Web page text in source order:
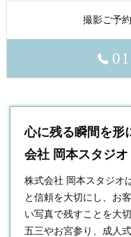
撮影ご予
心に残る瞬間を形
会社 岡本スタジオ
株式会社 岡本スタジオ
と信頼を大切にし、お
い写真で残すことを大
五三やお宮参り、成人